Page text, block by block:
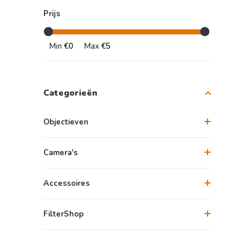
Prijs
Min €0 Max€5
Categorieën
Objectieven
Camera's
Accessoires
FilterShop